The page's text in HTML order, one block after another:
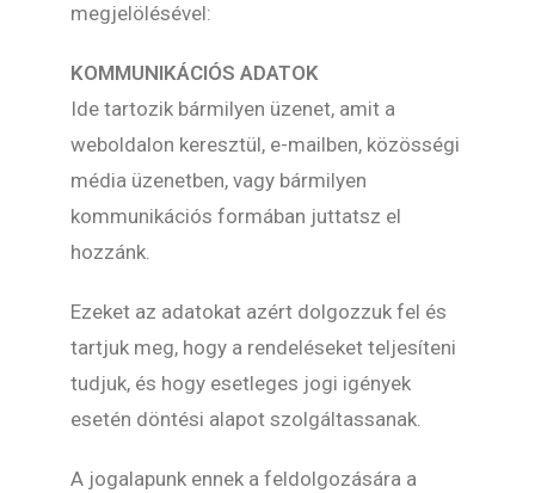
megjelölésével:
KOMMUNIKÁCIÓS ADATOK
Ide tartozik bármilyen üzenet, amit a
weboldalon keresztül, e-mailben, közösségi
média üzenetben, vagy bármilyen
kommunikációs formában juttatsz el
hozzánk.
Ezeket az adatokat azért dolgozzuk fel és
tartjuk meg, hogy a rendeléseket teljesíteni
tudjuk, és hogy esetleges jogi igények
esetén döntési alapot szolgáltassanak.
A jogalapunk ennek a feldolgozására a